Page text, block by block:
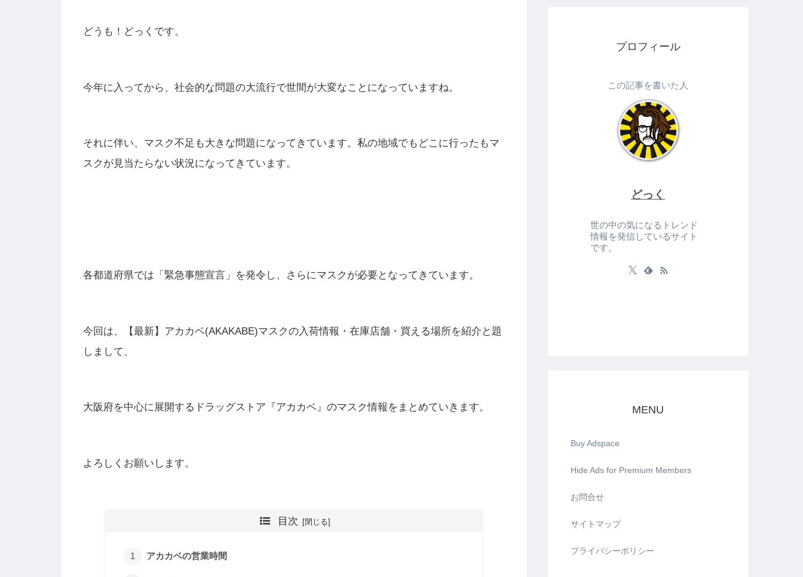
どうも！どっくです。
今年に入ってから、社会的な問題の大流行で世間が大変なことになっていますね。
それに伴い、マスク不足も大きな問題になってきています。私の地域でもどこに行ったもマ
スクが見当たらない状況になってきています。
各都道府県では「緊急事態宣言」を発令し、さらにマスクが必要となってきています。
今回は、【最新】アカカベ(AKAKABE)マスクの入荷情報・在庫店舗・買える場所を紹介 と題
しまして、
大阪府を中心に展開するドラッグストア『アカカベ』のマスク情報をまとめていきます。
よろしくお願いします。
目次
アカカベの営業時間
プロフィール
この記事を書いた人
どっく
世の中の気になるトレンド
情報を発信しているサイト
です。
MENU
Buy Adspace
Hide Ads for Premium Members
お問合せ
サイトマップ
プライバシーポリシー